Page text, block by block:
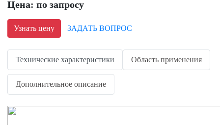
Цена: по запросу
Узнать цену ЗАДАТЬ ВОПРОС
Технические характеристики Область применения
Дополнительное описание